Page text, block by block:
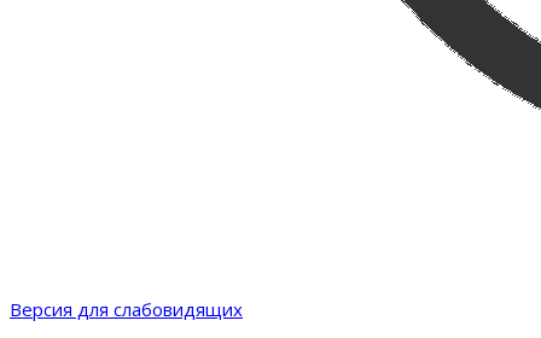
Версия для слабовидящих